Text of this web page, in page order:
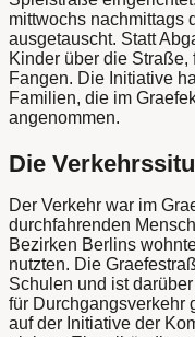
mittwochs nachmittags
ausgetauscht. Statt
Kinder über die
Fangen. Die Initiative
Familien, die im
angenommen.
Die
Der Verkehr war im
durchfahrenden
Bezirken Berlins
nutzten. Die
Schulen und ist
für Durchgangsverkehr
auf der Initiative der